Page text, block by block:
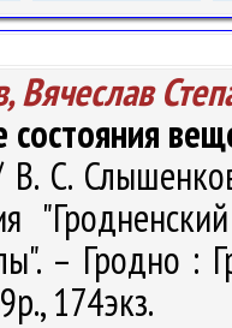
Вячеслав
состояния
В. С.
– Гродно :
174экз.